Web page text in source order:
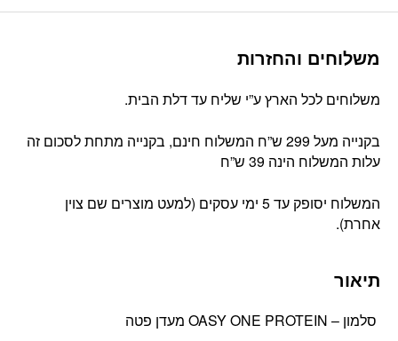
משלוחים והחזרות
משלוחים לכל הארץ ע”י שליח עד דלת הבית.
בקנייה מעל 299 ש”ח המשלוח חינם, בקנייה מתחת לסכום זה
עלות המשלוח הינה 39 ש”ח
המשלוח יסופק עד 5 ימי עסקים (למעט מוצרים שם צוין
אחרת).
תיאור
סלמון – OASY ONE PROTEIN מעדן פטה